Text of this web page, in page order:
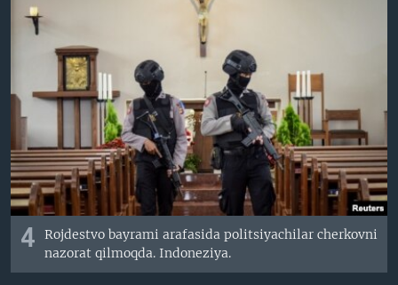
4
Rojdestvo bayrami arafasida politsiyachilar cherkovni
nazorat qilmoqda. Indoneziya.